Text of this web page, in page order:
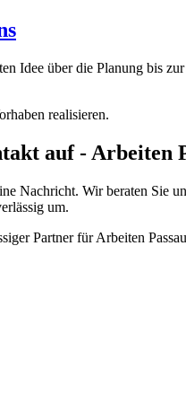
Idee über die Planung bis
realisieren.
auf - Arbeiten
Nachricht. Wir beraten Sie
um.
Partner für Arbeiten